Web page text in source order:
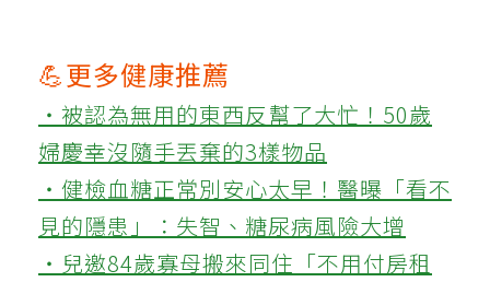
💪更多健康推薦
‧被認為無用的東西反幫了大忙！50歲
婦慶幸沒隨手丟棄的3樣物品
‧健檢血糖正常別安心太早！醫曝「看不
見的隱患」：失智、糖尿病風險大增
‧兒邀84歲寡母搬來同住「不用付房租